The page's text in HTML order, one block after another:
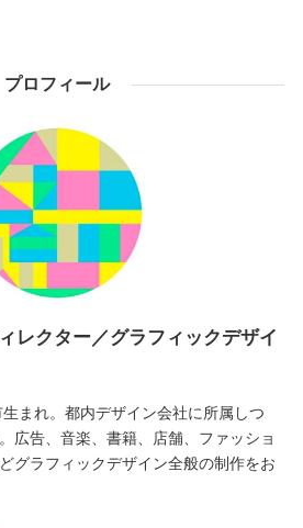
プロフィール
レクター／グラフィックデザイ
まれ。都内デザイン会社に所属しつ
広告、音楽、書籍、店舗、ファッショ
グラフィックデザイン全般の制作をお